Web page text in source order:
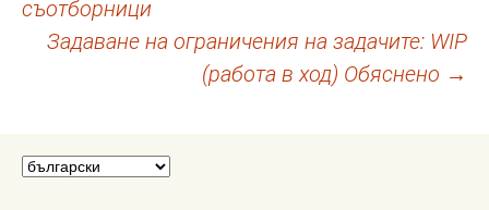
публикациите
съотборници
Задаване на ограничения на задачите: WIP
(работа в ход) Обяснено →